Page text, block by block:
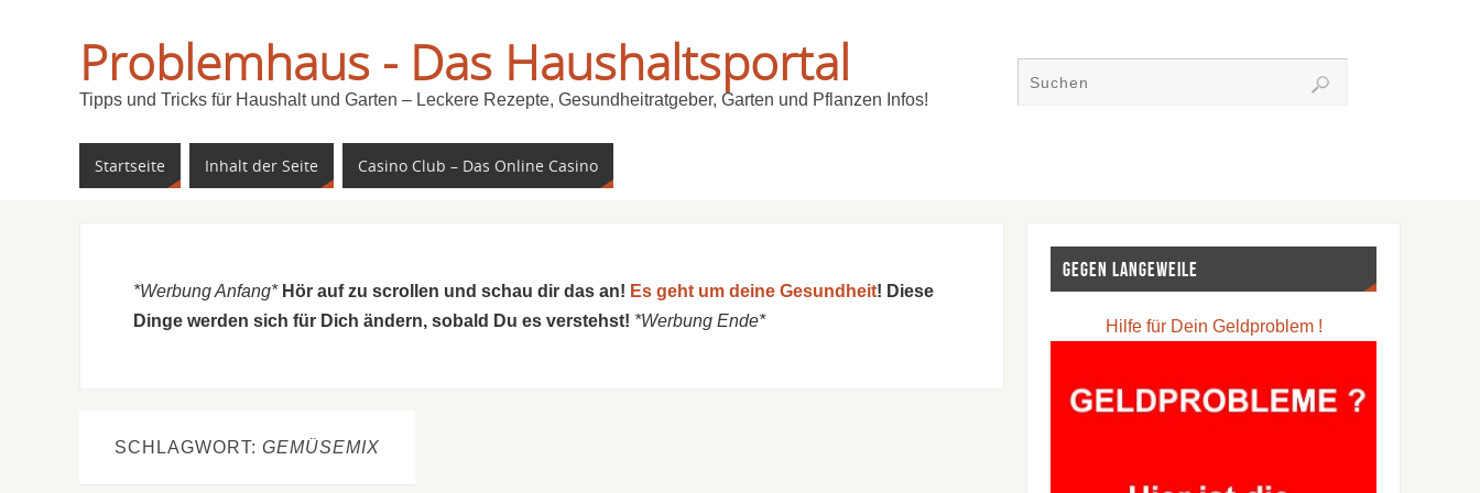
Problemhaus - Das Haushaltsportal
Tipps und Tricks für Haushalt und Garten – Leckere Rezepte, Gesundheitratgeber, Garten und Pflanzen Infos!
Startseite Inhalt der Seite Casino Club – Das Online Casino
*Werbung Anfang* Hör auf zu scrollen und schau dir das an! Es geht um deine Gesundheit! Diese
Dinge werden sich für Dich ändern, sobald Du es verstehst! *Werbung Ende*
SCHLAGWORT: GEMÜSEMIX
Gegen Langeweile
Hilfe für Dein Geldproblem !